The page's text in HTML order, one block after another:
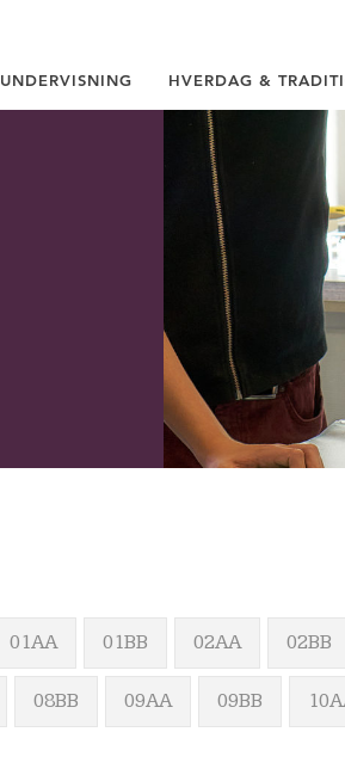
UNDERVISNING HVERDAG &
01AA 01BB 02AA 02BB
08BB 09AA 09BB